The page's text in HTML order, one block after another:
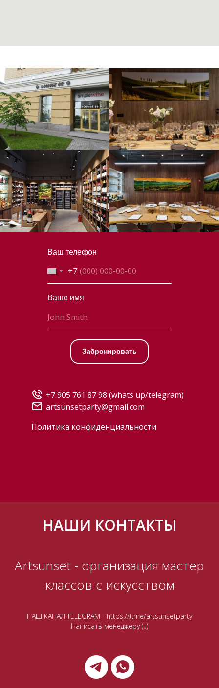
+7 905 761 87 98 (whats up/telegram)
artsunsetparty@gmail.com
Политика конфиденциальности
Ваш телефон
+7
Ваше имя
Забронировать
НАШИ КОНТАКТЫ
Artsunset - организация мастер
классов с искусством
НАШ КАНАЛ TELEGRAM - https://t.me/artsunsetparty
Написать менеджеру (↓)